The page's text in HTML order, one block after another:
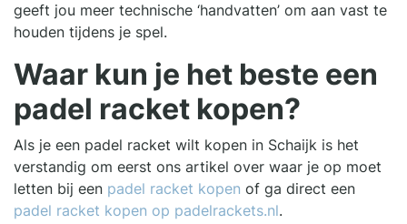
geeft jou meer technische ‘handvatten’ om aan vast te
houden tijdens je spel.
Waar kun je het beste een
padel racket kopen?
Als je een padel racket wilt kopen in Schaijk is het
verstandig om eerst ons artikel over waar je op moet
letten bij een padel racket kopen of ga direct een
padel racket kopen op padelrackets.nl.